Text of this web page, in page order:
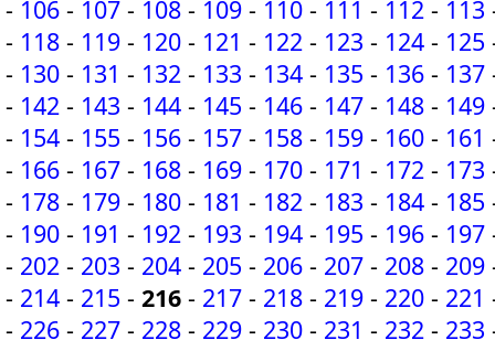
- 106 - 107 - 108 - 109 - 110 - 111 - 112 - 113
- 118 - 119 - 120 - 121 - 122 - 123 - 124 - 125
- 130 - 131 - 132 - 133 - 134 - 135 - 136 - 137
- 142 - 143 - 144 - 145 - 146 - 147 - 148 - 149
- 154 - 155 - 156 - 157 - 158 - 159 - 160 - 161
- 166 - 167 - 168 - 169 - 170 - 171 - 172 - 173
- 178 - 179 - 180 - 181 - 182 - 183 - 184 - 185
- 190 - 191 - 192 - 193 - 194 - 195 - 196 - 197
- 202 - 203 - 204 - 205 - 206 - 207 - 208 - 209
- 214 - 215 - 216 - 217 - 218 - 219 - 220 - 221
- 226 - 227 - 228 - 229 - 230 - 231 - 232 - 233